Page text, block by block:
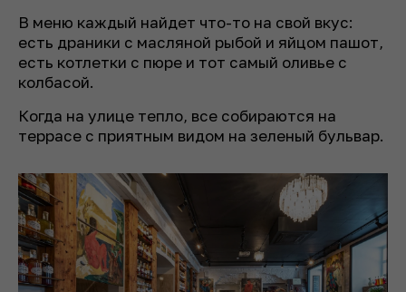
В меню каждый найдет что-то на свой вкус:
есть драники с масляной рыбой и яйцом пашот,
есть котлетки с пюре и тот самый оливье с
колбасой.
Когда на улице тепло, все собираются на
террасе с приятным видом на зеленый бульвар.